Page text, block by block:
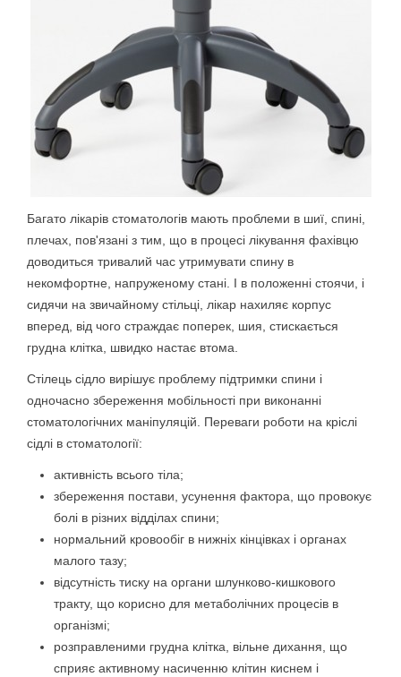
Багато лікарів стоматологів мають проблеми в шиї, спині,
плечах, пов'язані з тим, що в процесі лікування фахівцю
доводиться тривалий час утримувати спину в
некомфортне, напруженому стані. І в положенні стоячи, і
сидячи на звичайному стільці, лікар нахиляє корпус
вперед, від чого страждає поперек, шия, стискається
грудна клітка, швидко настає втома.
Стілець сідло вирішує проблему підтримки спини і
одночасно збереження мобільності при виконанні
стоматологічних маніпуляцій. Переваги роботи на кріслі
сідлі в стоматології:
активність всього тіла;
збереження постави, усунення фактора, що провокує
болі в різних відділах спини;
нормальний кровообіг в нижніх кінцівках і органах
малого тазу;
відсутність тиску на органи шлунково-кишкового
тракту, що корисно для метаболічних процесів в
організмі;
розправленими грудна клітка, вільне дихання, що
сприяє активному насиченню клітин киснем і